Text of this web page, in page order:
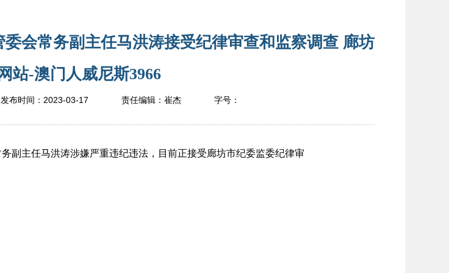
会常务副主任马洪涛接受纪律审查和监察调查 廊坊
站-澳门人威尼斯3966
发布时间： 2023-03-17 责任编辑： 崔杰 字号：
主任马洪涛涉嫌严重违纪违法，目前正接受廊坊市纪委监委纪律审